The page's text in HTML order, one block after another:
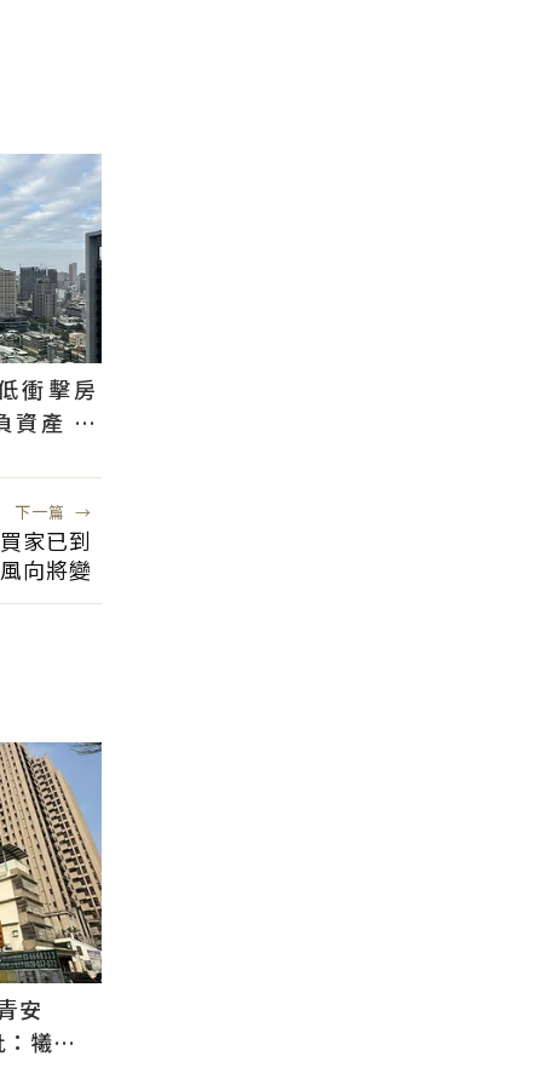
衝擊房
資產 都
下一篇 →
家已到
向將變
安
犧牲